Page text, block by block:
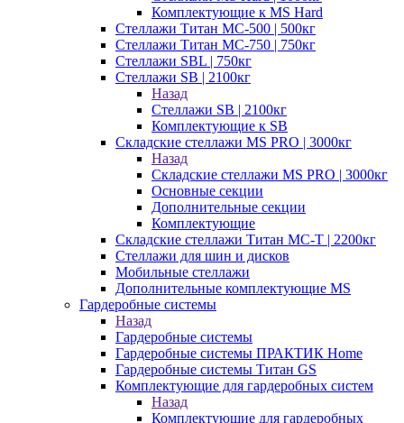
Комплектующие к MS Hard
Стеллажи Титан МС-500 | 500кг
Стеллажи Титан МС-750 | 750кг
Стеллажи SBL | 750кг
Стеллажи SB | 2100кг
Назад
Стеллажи SB | 2100кг
Комплектующие к SB
Складские стеллажи MS PRO | 3000кг
Назад
Складские стеллажи MS PRO | 3000кг
Основные секции
Дополнительные секции
Комплектующие
Складские стеллажи Титан МС-Т | 2200кг
Стеллажи для шин и дисков
Мобильные стеллажи
Дополнительные комплектующие MS
Гардеробные системы
Назад
Гардеробные системы
Гардеробные системы ПРАКТИК Home
Гардеробные системы Титан GS
Комплектующие для гардеробных систем
Назад
Комплектующие для гардеробных